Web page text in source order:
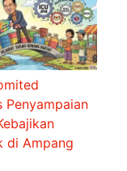
Penyampaian
di Ampang